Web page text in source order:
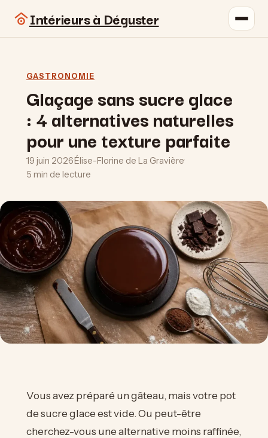
Intérieurs à Déguster
GASTRONOMIE
Glaçage sans sucre glace
: 4 alternatives naturelles
pour une texture parfaite
19 juin 2026·Élise-Florine de La Gravière·
5 min de lecture
Vous avez préparé un gâteau, mais votre pot
de sucre glace est vide. Ou peut-être
cherchez-vous une alternative moins raffinée,